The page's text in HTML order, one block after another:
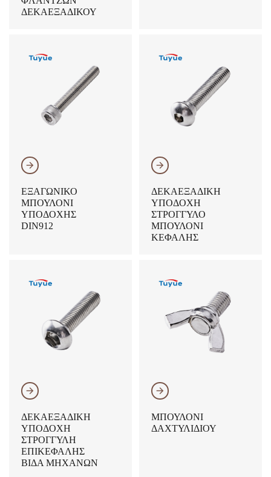
ΔΕΚΑΕΞΑΔΙΚΟΎ
𐃔
ΕΞΑΓΩΝΙΚΌ
ΜΠΟΥΛΌΝΙ
ΥΠΟΔΟΧΉΣ
DIN912
𐃔
ΔΕΚΑΕΞΑΔΙΚΉ
ΥΠΟΔΟΧΉ
ΣΤΡΟΓΓΥΛΌ
ΜΠΟΥΛΌΝΙ
ΚΕΦΑΛΉΣ
𐃔
ΔΕΚΑΕΞΑΔΙΚΉ
ΥΠΟΔΟΧΉ
ΣΤΡΟΓΓΥΛΉ
ΕΠΙΚΕΦΑΛΉΣ
ΒΊΔΑ ΜΗΧΑΝΏΝ
𐃔
ΜΠΟΥΛΌΝΙ
ΔΑΧΤΥΛΙΔΙΟΎ